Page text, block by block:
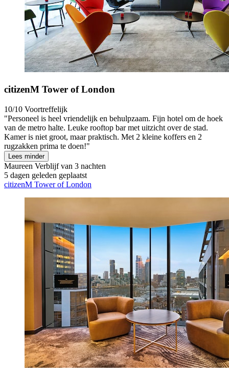
citizenM Tower of London
10/10 Voortreffelijk
"Personeel is heel vriendelijk en behulpzaam. Fijn hotel om de hoek
van de metro halte. Leuke rooftop bar met uitzicht over de stad.
Kamer is niet groot, maar praktisch. Met 2 kleine koffers en 2
rugzakken prima te doen!"
Lees minder
Maureen Verblijf van 3 nachten
5 dagen geleden geplaatst
citizenM Tower of London